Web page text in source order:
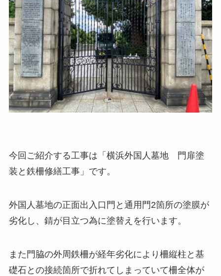
今回ご紹介する工事は「横浜外国人墓地 門扉塗
装と鉄柵修繕工事」です。
外国人墓地の正面出入口門と通用門2箇所の塗膜が
劣化し、錆が目立つ為に塗替えを行います。
また門脇の外周鉄柵が経年劣化により柵縦柱と基
礎石との接続箇所で折れてしまっていて柵全体が